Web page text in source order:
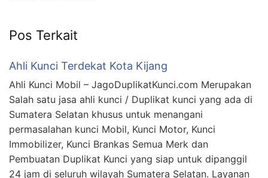
Pos Terkait
Ahli Kunci Terdekat Kota Kijang
Ahli Kunci Mobil – JagoDuplikatKunci.com Merupakan
Salah satu jasa ahli kunci / Duplikat kunci yang ada di
Sumatera Selatan khusus untuk menangani
permasalahan kunci Mobil, Kunci Motor, Kunci
Immobilizer, Kunci Brankas Semua Merk dan
Pembuatan Duplikat Kunci yang siap untuk dipanggil
24 jam di seluruh wilayah Sumatera Selatan. Layanan